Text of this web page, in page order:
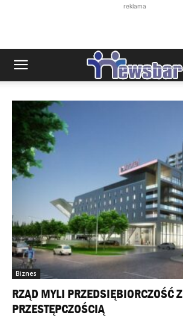
reklama
Biznes
RZĄD MYLI PRZEDSIĘBIORCZOŚĆ Z
PRZESTĘPCZOŚCIĄ